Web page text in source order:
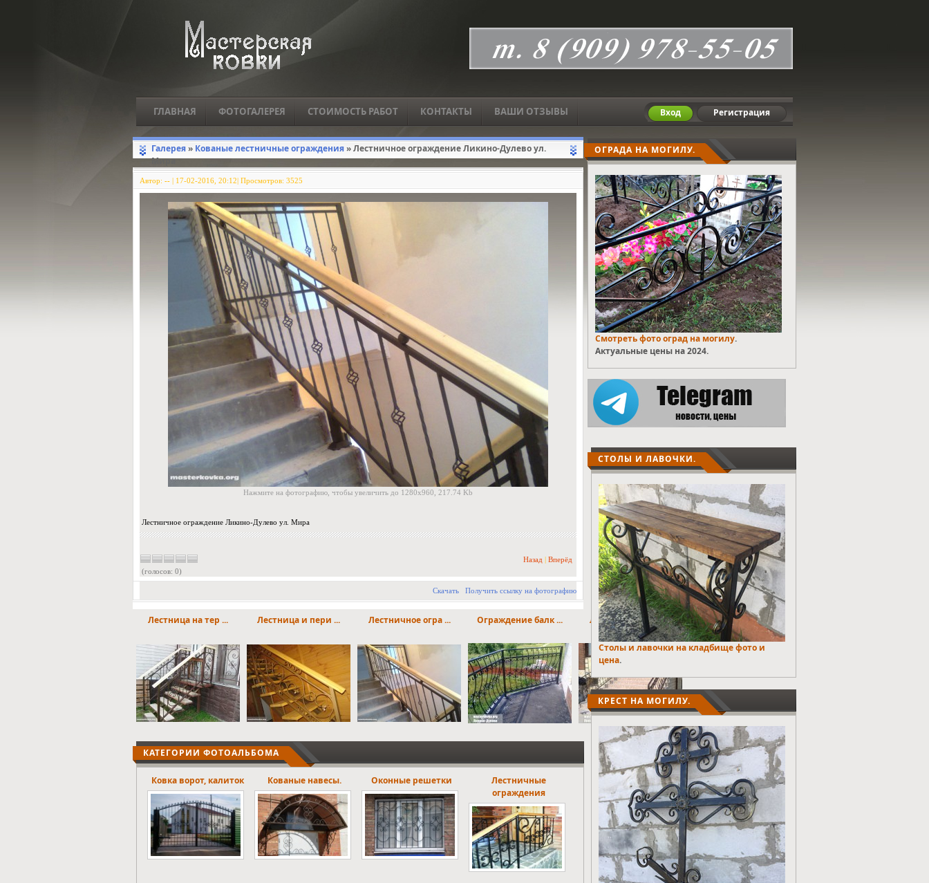
ГЛАВНАЯ ФОТОГАЛЕРЕЯ СТОИМОСТЬ РАБОТ КОНТАКТЫ ВАШИ ОТЗЫВЫ Вход Регистрация
Галерея» Кованые лестничные ограждения» Лестничное ограждение Ликино-Дулево ул.
Мира
Автор: -- | 17-02-2016, 20:12| Просмотров: 3525
Нажмите на фотографию, чтобы увеличить до 1280x960, 217.74 Kb
Лестничное ограждение Ликино-Дулево ул. Мира
(голосов: 0)
Назад | Вперёд
Скачать Получить ссылку на фотографию
Лестница на тер ... Лестница и пери ... Лестничное огра ... Ограждение балк ... Лестничное огра ...
КАТЕГОРИИ ФОТОАЛЬБОМА
Кованые навесы. Оконные решетки
Лестничные
ограждения
Ритуальные ограды
ОГРАДА НА МОГИЛУ.
Смотреть фото оград на могилу.
Актуальные цены на 2024.
СТОЛЫ И ЛАВОЧКИ.
Столы и лавочки на кладбище фото и
цена.
КРЕСТ НА МОГИЛУ.